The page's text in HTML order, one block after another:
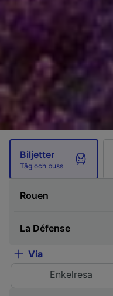
Biljetter
Tåg och buss
Via
Enkelresa